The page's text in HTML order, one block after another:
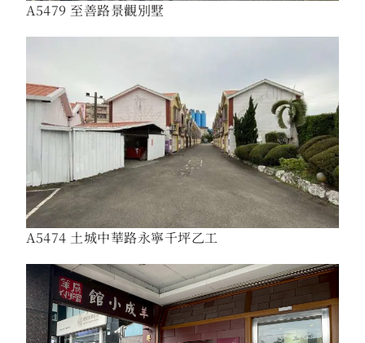
A5479 至善路景觀別墅
A5474 土城中華路永寧千坪乙工